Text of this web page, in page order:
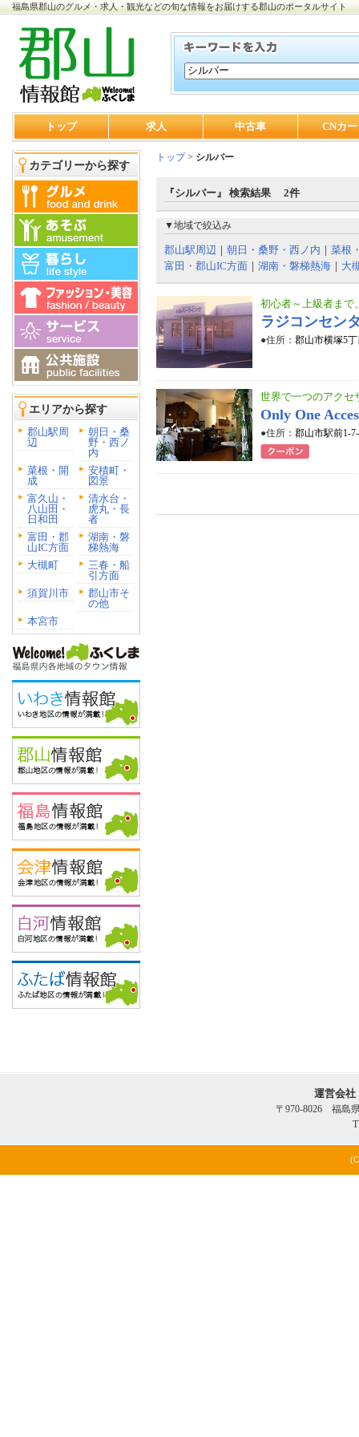
福島県郡山のグルメ・求人・観光などの旬な情報をお届けする郡山のポータルサイト
トップ 求人 中古車 CNカ
カテゴリーから探す
エリアから探す
郡山駅周
辺
朝日・桑
野・西ノ
内
菜根・開
成
安積町・
図景
富久山・
八山田・
日和田
清水台・
虎丸・長
者
富田・郡
山IC方面
湖南・磐
梯熱海
大槻町
三春・船
引方面
須賀川市
郡山市そ
の他
本宮市
トップ> シルバー
『シルバー』 検索結果 2件
▼地域で絞込み
郡山駅周辺 ｜ 朝日・桑野・西ノ内 ｜ 菜根
富田・郡山IC方面 ｜ 湖南・磐梯熱海 ｜ 大
初心者～上級者まで
ラジコンセン
●住所： 郡山市横塚5丁
世界で一つのアク
Only One
●住所： 郡山市駅前1-
運営会
〒970-8026 福島